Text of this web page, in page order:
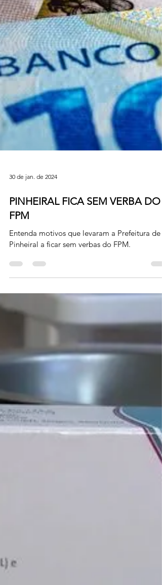
30 de jan. de 2024
PINHEIRAL FICA SEM VERBA DO
FPM
Entenda motivos que levaram a Prefeitura de